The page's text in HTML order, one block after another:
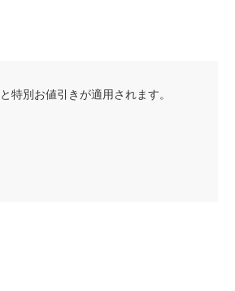
特別お値引きが適用されます。